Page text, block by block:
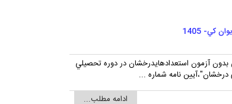
بدون آزمون استعدادهايدرخشان در دوره تحصيلي
ادامه مطلب...